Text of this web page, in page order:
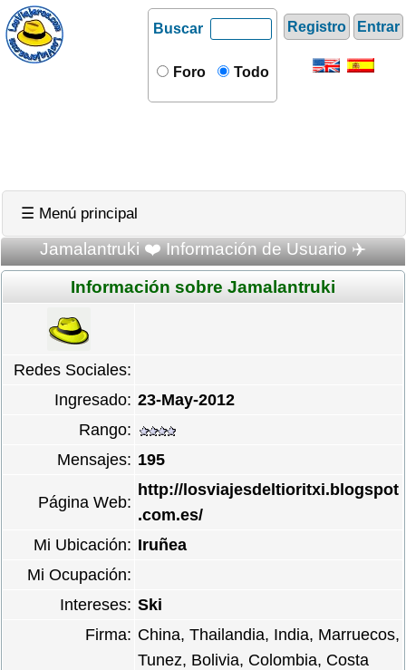
Registro Entrar
Buscar
Foro Todo
☰ Menú principal
Jamalantruki ❤️ Información de Usuario ✈️
Información sobre Jamalantruki
Redes Sociales:
Ingresado: 23-May-2012
Rango:
Mensajes: 195
Página Web:
http://losviajesdeltioritxi.blogspot
.com.es/
Mi Ubicación: Iruñea
Mi Ocupación:
Intereses: Ski
Firma: China, Thailandia, India, Marruecos,
Tunez, Bolivia, Colombia, Costa